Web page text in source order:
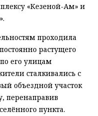
«Кезеной-Ам» и
проходила
растущего
его улицам
сталкивались с
объездной участок
перенаправив
пункта.